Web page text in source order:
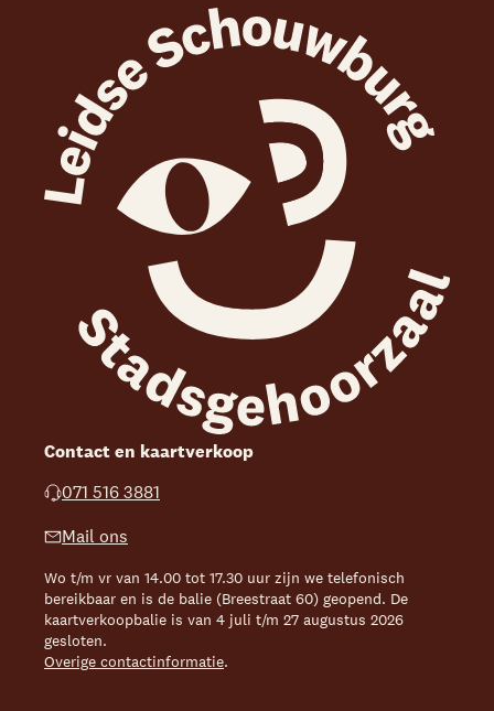
Contact en kaartverkoop
071 516 3881
Mail ons
Wo t/m vr van 14.00 tot 17.30 uur zijn we telefonisch
bereikbaar en is de balie (Breestraat 60) geopend. De
kaartverkoopbalie is van 4 juli t/m 27 augustus 2026
gesloten.
Overige contactinformatie.